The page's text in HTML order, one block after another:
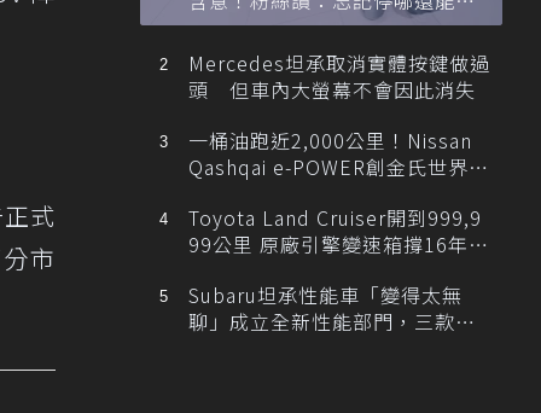
式
市
忙找車
Mercedes坦承取消實體按鍵做過
頭 但車內大螢幕不會因此消失
一桶油跑近2,000公里！Nissan
Qashqai e-POWER創金氏世界紀
Toyota Land Cruiser開到999,9
99公里 原廠引擎變速箱撐16年、
Subaru坦承性能車「變得太無
聊」成立全新性能部門，三款手